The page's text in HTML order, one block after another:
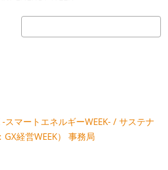
_関西展
ンテックス大阪/INTEX Osaka
ン
折
-スマートエネルギーWEEK- / サステナ
GX経営WEEK） 事務局